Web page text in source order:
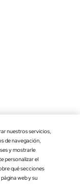
Total
Todos los derechos
nuestros servicios,
de navegación,
y mostrarle
personalizar el
qué secciones
web y su